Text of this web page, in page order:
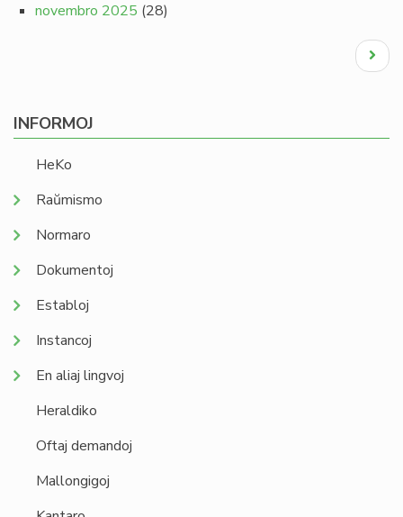
novembro 2025 (28)
Next
page
INFORMOJ
HeKo
Raŭmismo
Normaro
Dokumentoj
Establoj
Instancoj
En aliaj lingvoj
Heraldiko
Oftaj demandoj
Mallongigoj